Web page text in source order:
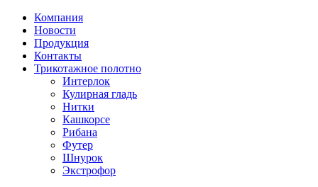
Компания
Новости
Продукция
Контакты
Трикотажное полотно
Интерлок
Кулирная гладь
Нитки
Кашкорсе
Рибана
Футер
Шнурок
Экстрофор